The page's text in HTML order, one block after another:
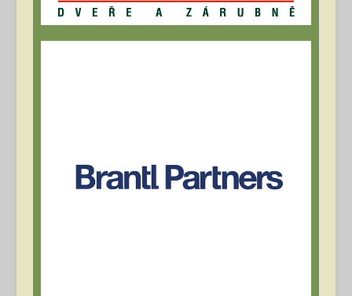
Archív článků
Přihlásit